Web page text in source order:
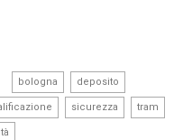
bologna deposito
sicurezza tram